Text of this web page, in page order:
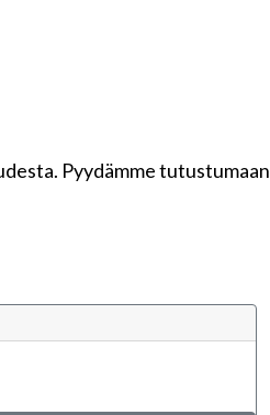
Pyydämme tutustumaan